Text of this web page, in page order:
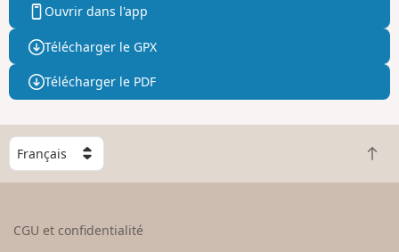
Ouvrir dans l'app
Télécharger le GPX
Télécharger le PDF
C
h
o
R
e
CGU et confidentialité